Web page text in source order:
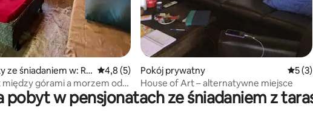
ze śniadaniem w: Ri
Średnia ocena: 4,8 na 5, liczba recenzji: 5
4,8 (5)
między górami a morzem od
Pokój prywatny
5 (3)
House of Art – alternatywne miejsce
pobyt w pensjonatach ze śniadaniem z